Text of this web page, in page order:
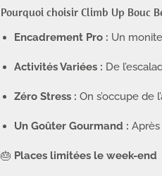
Pourquoi choisir Climb Up Bouc
Encadrement Pro : Un
Activités Variées : De
Zéro Stress : On s’occupe de
Un Goûter Gourmand :
🎂 Places limitées le week-end